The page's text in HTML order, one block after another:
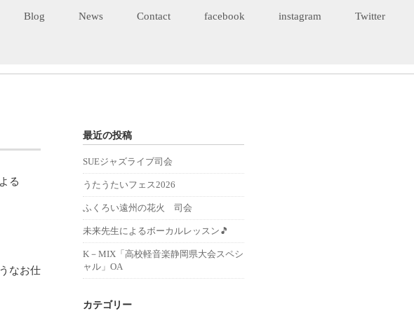
Blog News Contact facebook instagram Twitter
る
なお仕
最近の投稿
SUEジャズライブ司会
うたうたいフェス2026
ふくろい遠州の花火 司会
未来先生によるボーカルレッスン🎵
K－MIX「高校軽音楽静岡県大会スペシ
ャル」OA
カテゴリー